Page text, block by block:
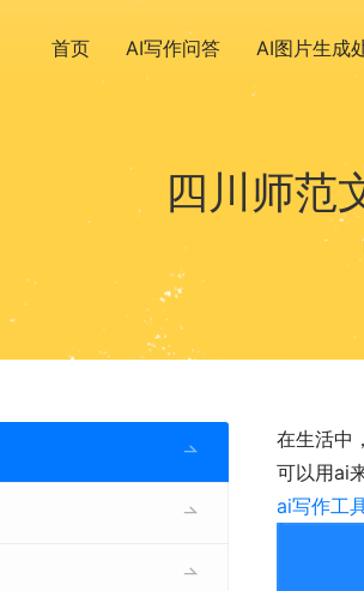
首页 AI写作问答 AI图片生成
四川师范
在生活中
可以用ai
ai写作工